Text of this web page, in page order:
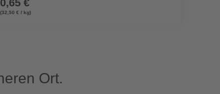
0,65 €
(32,50 € / kg)
Ort.